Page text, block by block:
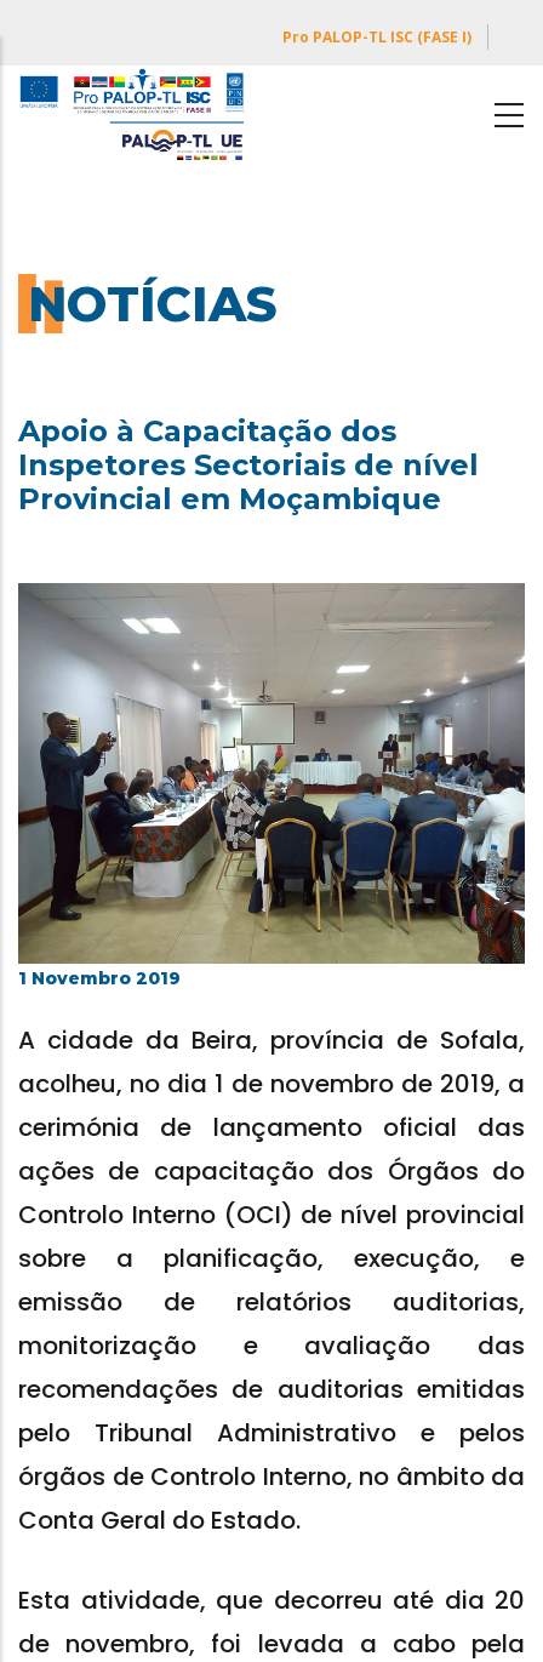
conteúdo
Pro PALOP-TL ISC (FASE I)
NOTÍCIAS
Apoio à Capacitação dos
Inspetores Sectoriais de nível
Provincial em Moçambique
1 Novembro 2019
A cidade da Beira, província de Sofala,
acolheu, no dia 1 de novembro de 2019, a
cerimónia de lançamento oficial das
ações de capacitação dos Órgãos do
Controlo Interno (OCI) de nível provincial
sobre a planificação, execução, e
emissão de relatórios auditorias,
monitorização e avaliação das
recomendações de auditorias emitidas
pelo Tribunal Administrativo e pelos
órgãos de Controlo Interno, no âmbito da
Conta Geral do Estado.
Esta atividade, que decorreu até dia 20
de novembro, foi levada a cabo pela